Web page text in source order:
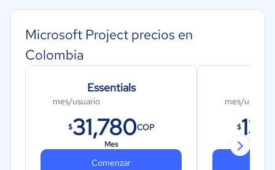
Microsoft Project precios en
Colombia
Essentials
mes/usuario
$31,780COP
Mes
Comenzar
mes/usuario
$